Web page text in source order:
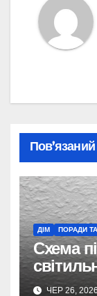
ДІМ ПОРАДИ
Схема
доЧЕР 26, 2026